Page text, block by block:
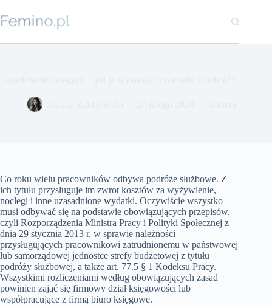
do
treści
Co roku wielu pracowników odbywa podróże służbowe. Z
ich tytułu przysługuje im zwrot kosztów za wyżywienie,
noclegi i inne uzasadnione wydatki. Oczywiście wszystko
musi odbywać się na podstawie obowiązujących przepisów,
czyli Rozporządzenia Ministra Pracy i Polityki Społecznej z
dnia 29 stycznia 2013 r. w sprawie należności
przysługujących pracownikowi zatrudnionemu w państwowej
lub samorządowej jednostce strefy budżetowej z tytułu
podróży służbowej, a także art. 77.5 § 1 Kodeksu Pracy.
Wszystkimi rozliczeniami według obowiązujących zasad
powinien zająć się firmowy dział księgowości lub
współpracujące z firmą biuro księgowe.